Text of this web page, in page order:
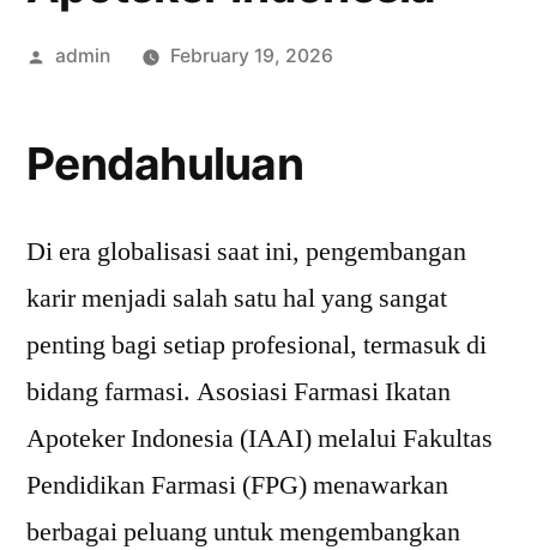
Posted
admin February 19, 2026
Pendahuluan
Di era globalisasi saat ini, pengembangan
karir menjadi salah satu hal yang sangat
penting bagi setiap profesional, termasuk di
bidang farmasi. Asosiasi Farmasi Ikatan
Apoteker Indonesia (IAAI) melalui Fakultas
Pendidikan Farmasi (FPG) menawarkan
berbagai peluang untuk mengembangkan